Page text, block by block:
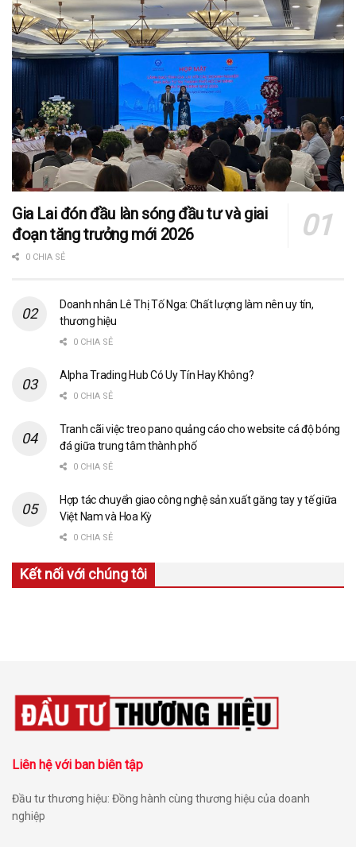
Gia Lai đón đầu làn sóng đầu tư và giai
đoạn tăng trưởng mới 2026
0 CHIA SẺ
Doanh nhân Lê Thị Tố Nga: Chất lượng làm nên uy tín,
thương hiệu
0 CHIA SẺ
Alpha Trading Hub Có Uy Tín Hay Không?
0 CHIA SẺ
Tranh cãi việc treo pano quảng cáo cho website cá độ bóng
đá giữa trung tâm thành phố
0 CHIA SẺ
Hợp tác chuyển giao công nghệ sản xuất găng tay y tế giữa
Việt Nam và Hoa Kỳ
0 CHIA SẺ
Kết nối với chúng tôi
Liên hệ với ban biên tập
Đầu tư thương hiệu: Đồng hành cùng thương hiệu của doanh
nghiệp